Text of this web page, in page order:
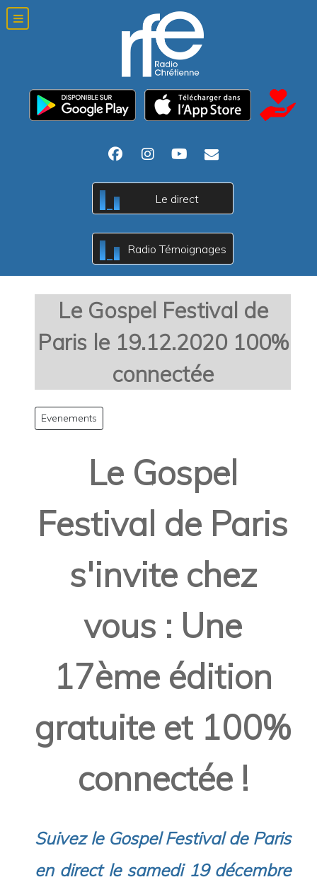
A Bc Le direct
A Bc Radio Témoignages
Le Gospel Festival de
Paris le 19.12.2020 100%
connectée
Evenements
Le Gospel
Festival de Paris
s'invite chez
vous : Une
17ème édition
gratuite et 100%
connectée !
Suivez le Gospel Festival de Paris
en direct le samedi 19 décembre